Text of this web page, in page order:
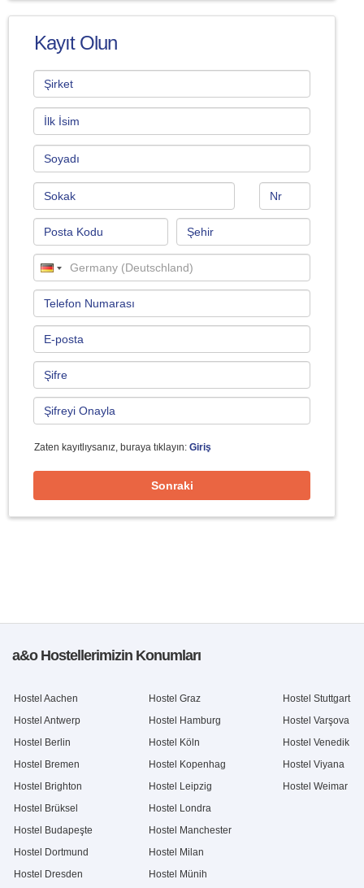
Kayıt Olun
Zaten kayıtlıysanız, buraya tıklayın: Giriş
Sonraki
a&o Hostellerimizin Konumları
Hostel Aachen
Hostel Antwerp
Hostel Berlin
Hostel Bremen
Hostel Brighton
Hostel Brüksel
Hostel Budapeşte
Hostel Dortmund
Hostel Dresden
Hostel Graz
Hostel Hamburg
Hostel Köln
Hostel Kopenhag
Hostel Leipzig
Hostel Londra
Hostel Manchester
Hostel Milan
Hostel Münih
Hostel Stuttgart
Hostel Varşova
Hostel Venedik
Hostel Viyana
Hostel Weimar